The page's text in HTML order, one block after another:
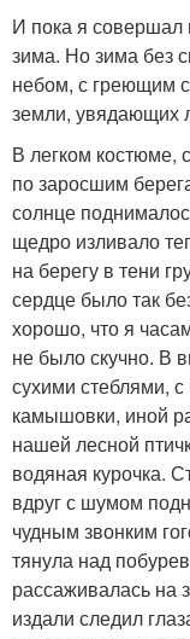
И пока я совершал
зима. Но зима без
небом, с греющим
земли, увядающих
В легком костюме,
по заросшим
солнце
щедро изливало
на берегу в тени
сердце было так
хорошо, что я
не было скучно. В
сухими стеблями,
камышовки, иной
нашей лесной
водяная курочка.
вдруг с шумом
чудным звонким
тянула над
рассаживалась
издали следил